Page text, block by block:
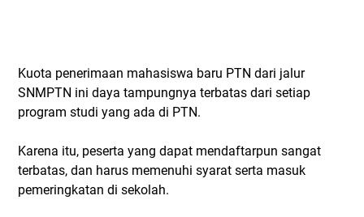
Kuota penerimaan mahasiswa baru PTN dari jalur
SNMPTN ini daya tampungnya terbatas dari setiap
program studi yang ada di PTN.
Karena itu, peserta yang dapat mendaftarpun sangat
terbatas, dan harus memenuhi syarat serta masuk
pemeringkatan di sekolah.